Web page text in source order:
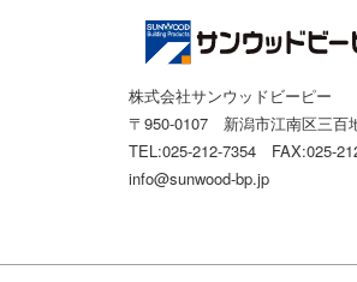
株式会社サンウッドビーピー
〒950-0107 新潟市江南区三百
TEL:025-212-7354 FAX:025-
info@sunwood-bp.jp